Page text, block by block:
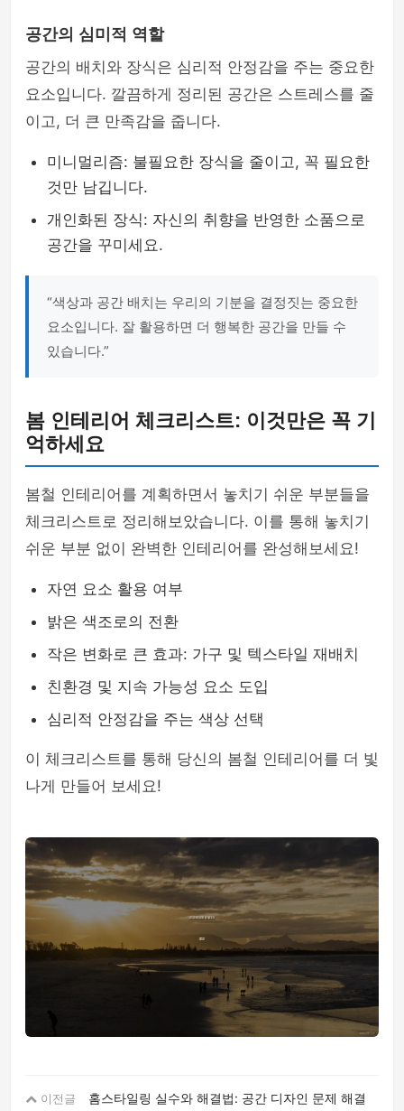
공간의 심미적 역할
공간의 배치와 장식은 심리적 안정감을 주는 중요한
요소입니다. 깔끔하게 정리된 공간은 스트레스를 줄
이고, 더 큰 만족감을 줍니다.
미니멀리즘: 불필요한 장식을 줄이고, 꼭 필요한
것만 남깁니다.
개인화된 장식: 자신의 취향을 반영한 소품으로
공간을 꾸미세요.
“색상과 공간 배치는 우리의 기분을 결정짓는 중요한
요소입니다. 잘 활용하면 더 행복한 공간을 만들 수
있습니다.”
봄 인테리어 체크리스트: 이것만은 꼭 기
억하세요
봄철 인테리어를 계획하면서 놓치기 쉬운 부분들을
체크리스트로 정리해보았습니다. 이를 통해 놓치기
쉬운 부분 없이 완벽한 인테리어를 완성해보세요!
자연 요소 활용 여부
밝은 색조로의 전환
작은 변화로 큰 효과: 가구 및 텍스타일 재배치
친환경 및 지속 가능성 요소 도입
심리적 안정감을 주는 색상 선택
이 체크리스트를 통해 당신의 봄철 인테리어를 더 빛
나게 만들어 보세요!
이전글
홈스타일링 실수와 해결법: 공간 디자인 문제 해결